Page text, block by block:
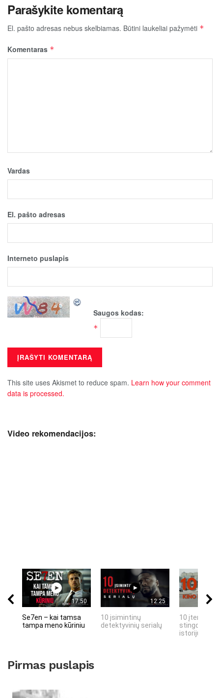
Parašykite komentarą
El. pašto adresas nebus skelbiamas. Būtini laukeliai pažymėti *
Komentaras *
Vardas
El. pašto adresas
Interneto puslapis
Saugos kodas:
*
This site uses Akismet to reduce spam. Learn how your comment
data is processed.
Video rekomendacijos:
17:50
Se7en – kai tamsa
tampa meno kūriniu
12:25
10 įsimintinų
detektyvinių serialų
10 įtemptų,
stingdančių
istorijų
Pirmas puslapis